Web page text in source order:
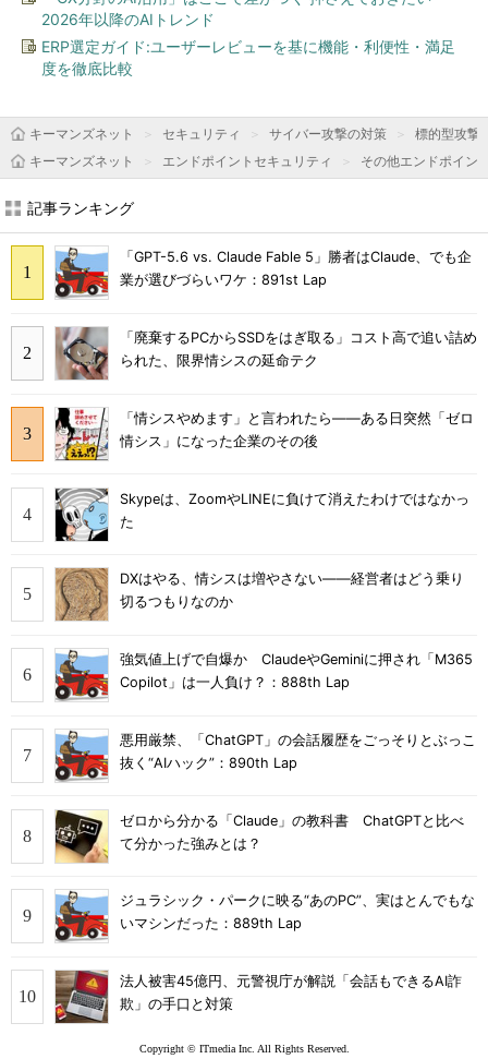
2026年以降のAIトレンド
ERP選定ガイド:ユーザーレビューを基に機能・利便性・満足
度を徹底比較
キーマンズネット セキュリティ サイバー攻撃の対策
標的型攻撃
キーマンズネット
エンドポイントセキュリティ その他エンドポイン
記事ランキング
「GPT-5.6 vs. Claude Fable 5」勝者はClaude、でも企
業が選びづらいワケ：891st Lap
「廃棄するPCからSSDをはぎ取る」コスト高で追い詰め
られた、限界情シスの延命テク
「情シスやめます」と言われたら――ある日突然「ゼロ
情シス」になった企業のその後
Skypeは、ZoomやLINEに負けて消えたわけではなかっ
た
DXはやる、情シスは増やさない――経営者はどう乗り
切るつもりなのか
強気値上げで自爆か ClaudeやGeminiに押され「M365
Copilot」は一人負け？：888th Lap
悪用厳禁、「ChatGPT」の会話履歴をごっそりとぶっこ
抜く“AIハック”：890th Lap
ゼロから分かる「Claude」の教科書 ChatGPTと比べ
て分かった強みとは？
ジュラシック・パークに映る“あのPC”、実はとんでもな
いマシンだった：889th Lap
法人被害45億円、元警視庁が解説「会話もできるAI詐
欺」の手口と対策
Copyright © ITmedia Inc. All Rights Reserved.